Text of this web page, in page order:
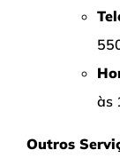
às
Outros